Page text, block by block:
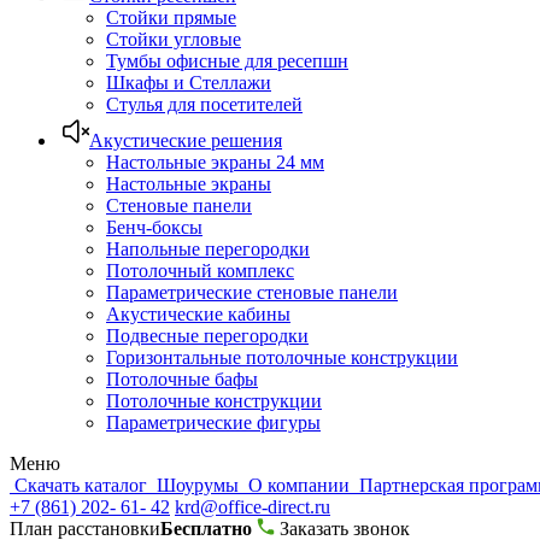
Стойки прямые
Стойки угловые
Тумбы офисные для ресепшн
Шкафы и Стеллажи
Стулья для посетителей
Акустические решения
Настольные экраны 24 мм
Настольные экраны
Стеновые панели
Бенч-боксы
Напольные перегородки
Потолочный комплекс
Параметрические стеновые панели
Акустические кабины
Подвесные перегородки
Горизонтальные потолочные конструкции
Потолочные бафы
Потолочные конструкции
Параметрические фигуры
Меню
Скачать каталог Шоурумы О компании Партнерская
+7 (861) 202- 61- 42 krd@office-direct.ru
План расстановкиБесплатно
Заказать звонок